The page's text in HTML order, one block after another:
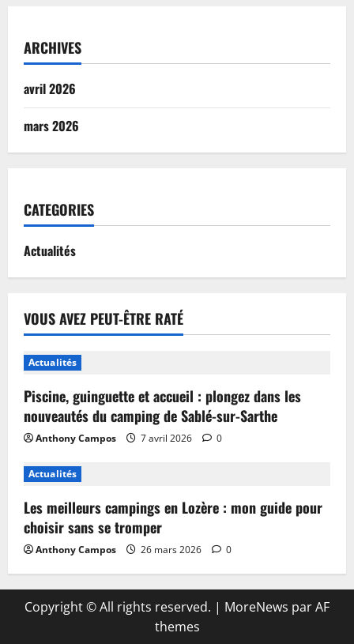
ARCHIVES
avril 2026
mars 2026
CATEGORIES
Actualités
VOUS AVEZ PEUT-ÊTRE RATÉ
Actualités
Piscine, guinguette et accueil : plongez dans les
nouveautés du camping de Sablé-sur-Sarthe
Anthony Campos 7 avril 2026 0
Actualités
Les meilleurs campings en Lozère : mon guide pour
choisir sans se tromper
Anthony Campos 26 mars 2026 0
Copyright © All rights reserved. | MoreNews par AF
themes